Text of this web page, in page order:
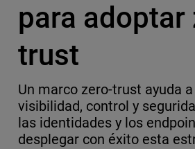
para adoptar
trust
Un marco zero-trust ayuda
visibilidad, control y
las identidades y los
desplegar con éxito esta